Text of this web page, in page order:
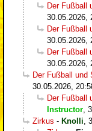
Der Fußball
30.05.2026,
Der Fußball
30.05.2026,
Der Fußball
30.05.2026,
Der Fußball und
30.05.2026,
Der Fußball
Instructor
Zirkus - Knolli